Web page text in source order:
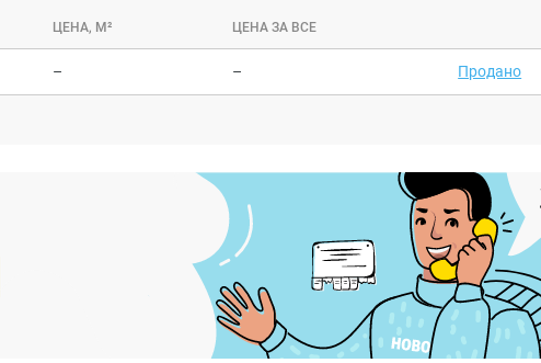
ЦЕНА, М² ЦЕНА ЗА ВСЕ
– – Продано